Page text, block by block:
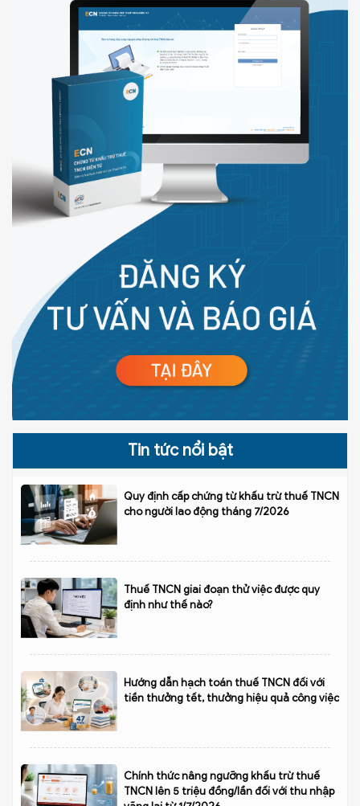
Tin tức nổi bật
Quy định cấp chứng từ khấu trừ thuế TNCN
cho người lao động tháng 7/2026
Thuế TNCN giai đoạn thử việc được quy
định như thế nào?
Hướng dẫn hạch toán thuế TNCN đối với
tiền thưởng tết, thưởng hiệu quả công việc
Chính thức nâng ngưỡng khấu trừ thuế
TNCN lên 5 triệu đồng/lần đối với thu nhập